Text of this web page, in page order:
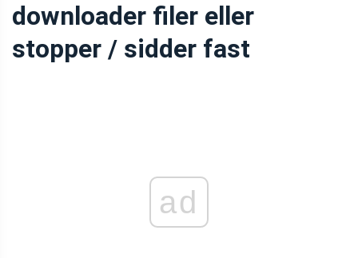
downloader filer eller
stopper / sidder fast
ad